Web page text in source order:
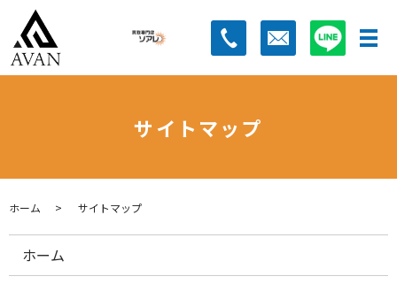
サイトマップ
ホーム サイトマップ
ホーム